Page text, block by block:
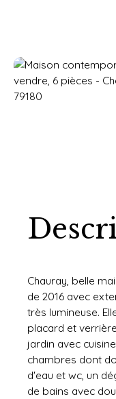
Chauray, belle
de 2016 avec
très lumineuse.
placard et
jardin avec
chambres dont
d'eau et wc, un
de bains avec